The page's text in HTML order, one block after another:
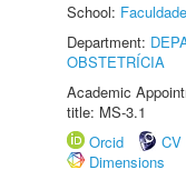
School:
Department:
OBSTETRÍCIA
Academic
title: MS-3.1
Orcid
CV
Dimensions